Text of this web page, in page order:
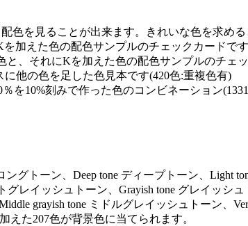
色を見ることが出来ます。きれいな色を求め
加えた色の配色サンプルのチェックカードで
と、それにKを加えた色の配色サンプルのチェ
に他の色を足した色見本です(420色:重複色有)
を10%刻みで作った色のコンビネーション
グトーン、Deep tone ディープトーン、Light
グレイッシュトーン、Grayish tone グレイッシ
grayish tone ミドルグレイッシュトーン、
えた207色が背景色に当てられます。